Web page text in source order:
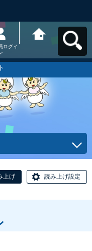
ログイ
ラミラネットへ
上げ 読み上げ設定